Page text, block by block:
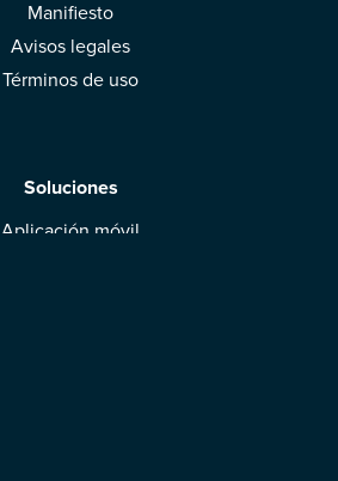
Manifiesto
Avisos legales
Términos de uso
Soluciones
Aplicación móvil